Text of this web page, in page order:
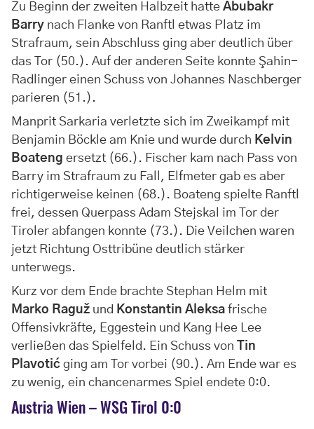
Zu Beginn der zweiten Halbzeit hatte Abubakr
Barry nach Flanke von Ranftl etwas Platz im
Strafraum, sein Abschluss ging aber deutlich über
das Tor (50.). Auf der anderen Seite konnte Şahin-
Radlinger einen Schuss von Johannes Naschberger
parieren (51.).
Manprit Sarkaria verletzte sich im Zweikampf mit
Benjamin Böckle am Knie und wurde durch Kelvin
Boateng ersetzt (66.). Fischer kam nach Pass von
Barry im Strafraum zu Fall, Elfmeter gab es aber
richtigerweise keinen (68.). Boateng spielte Ranftl
frei, dessen Querpass Adam Stejskal im Tor der
Tiroler abfangen konnte (73.). Die Veilchen waren
jetzt Richtung Osttribüne deutlich stärker
unterwegs.
Kurz vor dem Ende brachte Stephan Helm mit
Marko Raguž und Konstantin Aleksa frische
Offensivkräfte, Eggestein und Kang Hee Lee
verließen das Spielfeld. Ein Schuss von
Tin
Plavotić ging am Tor vorbei (90.). Am Ende war es
zu wenig, ein chancenarmes Spiel endete 0:0.
Austria Wien – WSG Tirol 0:0